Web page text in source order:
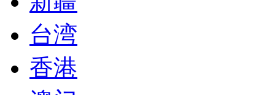
台湾
香港